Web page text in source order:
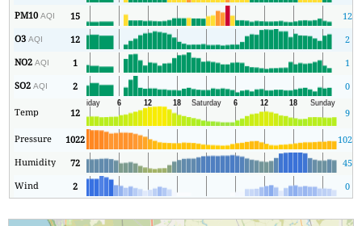
PM10AQI 15
12
O3AQI 12
2
NO2AQI 1
1
SO2AQI 2 0
Temp 12 9
Pressure 1022 1020
Humidity
72
45
Wind
2 0